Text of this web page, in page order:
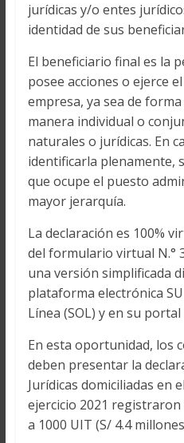
jurídicas y/o entes
identidad de sus
El beneficiario final es la
posee acciones o ejerce
empresa, ya sea de
manera individual o
naturales o jurídicas. En
identificarla plenamente,
que ocupe el puesto
mayor jerarquía.
La declaración es 100%
del formulario virtual N.°
una versión simplificada
plataforma electrónica
Línea (SOL) y en su
En esta oportunidad, los
deben presentar la
Jurídicas domiciliadas en
ejercicio 2021
a 1000 UIT (S/ 4.4